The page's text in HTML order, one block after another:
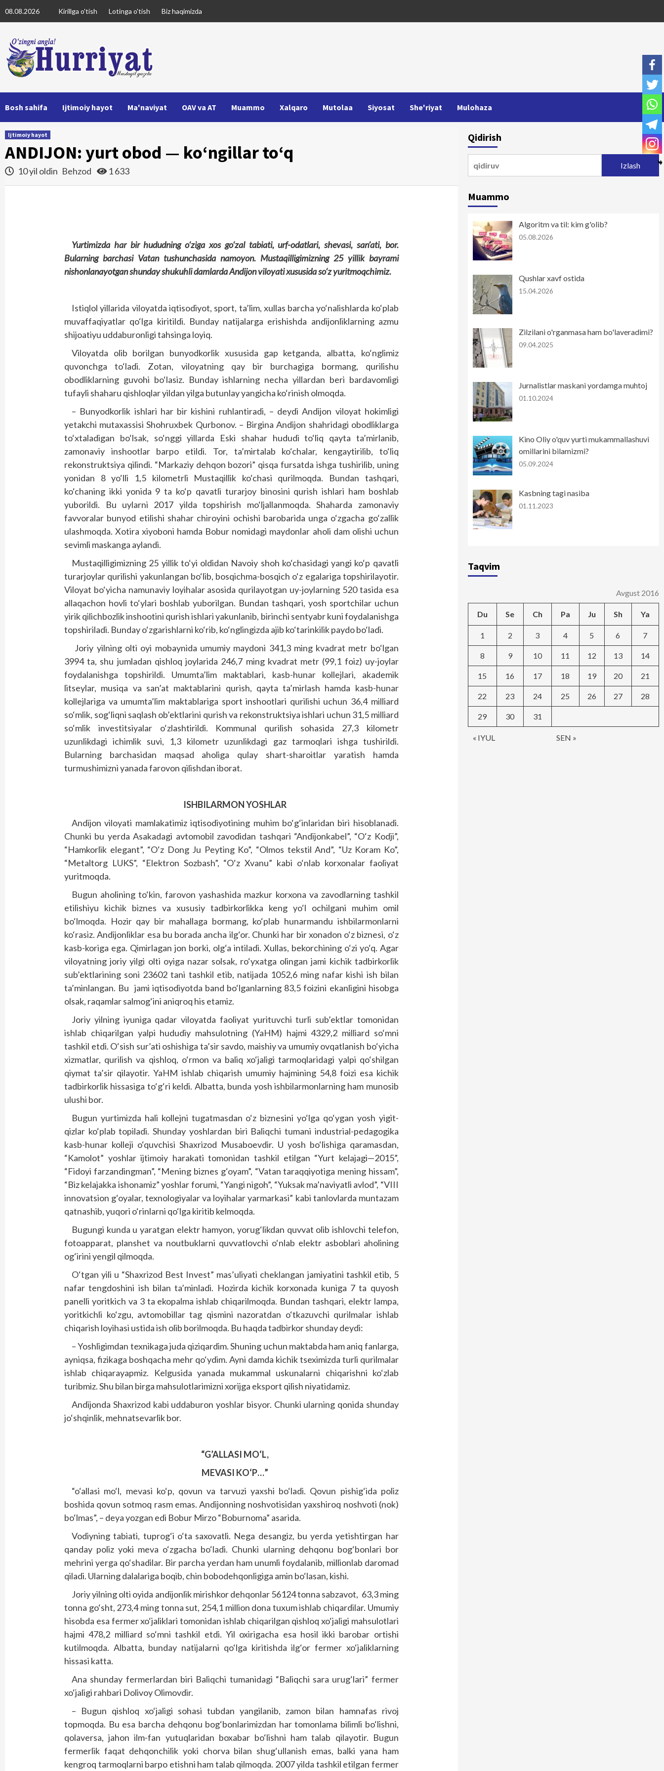
to
08.08.2026 Kirillga o'tish Lotinga o'tish Biz haqimizda
Bosh sahifa Ijtimoiy hayot Ma'naviyat OAV va AT Muammo Xalqaro Mutolaa Siyosat She'riyat Mulohaza
Ijtimoiy hayot
ANDIJON: yurt obod — ko‘ngillar to‘q
10 yil oldin Behzod 1 633
Yurtimizda har bir hududning o‘ziga xos go‘zal tabiati, urf-odatlari, shevasi, san’ati, bor.
Bularning barchasi Vatan tushunchasida namoyon. Mustaqilligimizning 25 yillik bayrami
nishonlanayotgan shunday shukuhli damlarda Andijon viloyati xususida so‘z yuritmoqchimiz.
Istiqlol yillarida viloyatda iqtisodiyot, sport, ta’lim, xullas barcha yo‘nalishlarda ko‘plab
muvaffaqiyatlar qo‘lga kiritildi. Bunday natijalarga erishishda andijonliklarning azmu
shijoatiyu uddaburonligi tahsinga loyiq.
Viloyatda olib borilgan bunyodkorlik xususida gap ketganda, albatta, ko‘nglimiz
quvonchga to‘ladi. Zotan, viloyatning qay bir burchagiga bormang, qurilishu
obodliklarning guvohi bo‘lasiz. Bunday ishlarning necha yillardan beri bardavomligi
tufayli shaharu qishloqlar yildan yilga butunlay yangicha ko‘rinish olmoqda.
– Bunyodkorlik ishlari har bir kishini ruhlantiradi, – deydi Andijon viloyat hokimligi
yetakchi mutaxassisi Shohruxbek Qurbonov. – Birgina Andijon shahridagi obodliklarga
to‘xtaladigan bo‘lsak, so‘nggi yillarda Eski shahar hududi to‘liq qayta ta’mirlanib,
zamonaviy inshootlar barpo etildi. Tor, ta’mirtalab ko‘chalar, kengaytirilib, to‘liq
rekonstruktsiya qilindi. “Markaziy dehqon bozori” qisqa fursatda ishga tushirilib, uning
yonidan 8 yo‘lli 1,5 kilometrli Mustaqillik ko‘chasi qurilmoqda. Bundan tashqari,
ko‘chaning ikki yonida 9 ta ko‘p qavatli turarjoy binosini qurish ishlari ham boshlab
yuborildi. Bu uylarni 2017 yilda topshirish mo‘ljallanmoqda. Shaharda zamonaviy
favvoralar bunyod etilishi shahar chiroyini ochishi barobarida unga o‘zgacha go‘zallik
ulashmoqda. Xotira xiyoboni hamda Bobur nomidagi maydonlar aholi dam olishi uchun
sevimli maskanga aylandi.
Mustaqilligimizning 25 yillik to‘yi oldidan Navoiy shoh ko‘chasidagi yangi ko‘p qavatli
turarjoylar qurilishi yakunlangan bo‘lib, bosqichma-bosqich o‘z egalariga topshirilayotir.
Viloyat bo‘yicha namunaviy loyihalar asosida qurilayotgan uy-joylarning 520 tasida esa
allaqachon hovli to‘ylari boshlab yuborilgan. Bundan tashqari, yosh sportchilar uchun
yirik qilichbozlik inshootini qurish ishlari yakunlanib, birinchi sentyabr kuni foydalanishga
topshiriladi. Bunday o‘zgarishlarni ko‘rib, ko‘nglingizda ajib ko‘tarinkilik paydo bo‘ladi.
Joriy yilning olti oyi mobaynida umumiy maydoni 341,3 ming kvadrat metr bo‘lgan
3994 ta, shu jumladan qishloq joylarida 246,7 ming kvadrat metr (99,1 foiz) uy-joylar
foydalanishga topshirildi. Umumta’lim maktablari, kasb-hunar kollejlari, akademik
litseylar, musiqa va san’at maktablarini qurish, qayta ta’mirlash hamda kasb-hunar
kollejlariga va umumta’lim maktablariga sport inshootlari qurilishi uchun 36,4 milliard
so‘mlik, sog‘liqni saqlash ob’ektlarini qurish va rekonstruktsiya ishlari uchun 31,5 milliard
so‘mlik investitsiyalar o‘zlashtirildi. Kommunal qurilish sohasida 27,3 kilometr
uzunlikdagi ichimlik suvi, 1,3 kilometr uzunlikdagi gaz tarmoqlari ishga tushirildi.
Bularning barchasidan maqsad aholiga qulay shart-sharoitlar yaratish hamda
turmushimizni yanada farovon qilishdan iborat.
ISHBILARMON YOSHLAR
Andijon viloyati mamlakatimiz iqtisodiyotining muhim bo‘g‘inlaridan biri hisoblanadi.
Chunki bu yerda Asakadagi avtomobil zavodidan tashqari “Andijonkabel”, “O‘z Kodji”,
“Hamkorlik elegant”, “O‘z Dong Ju Peyting Ko”, “Olmos tekstil And”, “Uz Koram Ko”,
“Metaltorg LUKS”, “Elektron Sozbash”, “O‘z Xvanu” kabi o‘nlab korxonalar faoliyat
yuritmoqda.
Bugun aholining to‘kin, farovon yashashida mazkur korxona va zavodlarning tashkil
etilishiyu kichik biznes va xususiy tadbirkorlikka keng yo‘l ochilgani muhim omil
bo‘lmoqda. Hozir qay bir mahallaga bormang, ko‘plab hunarmandu ishbilarmonlarni
ko‘rasiz. Andijonliklar esa bu borada ancha ilg‘or. Chunki har bir xonadon o‘z biznesi, o‘z
kasb-koriga ega. Qimirlagan jon borki, olg‘a intiladi. Xullas, bekorchining o‘zi yo‘q. Agar
viloyatning joriy yilgi olti oyiga nazar solsak, ro‘yxatga olingan jami kichik tadbirkorlik
sub’ektlarining soni 23602 tani tashkil etib, natijada 1052,6 ming nafar kishi ish bilan
ta’minlangan. Bu jami iqtisodiyotda band bo‘lganlarning 83,5 foizini ekanligini hisobga
olsak, raqamlar salmog‘ini aniqroq his etamiz.
Joriy yilning iyuniga qadar viloyatda faoliyat yurituvchi turli sub’ektlar tomonidan
ishlab chiqarilgan yalpi hududiy mahsulotning (YaHM) hajmi 4329,2 milliard so‘mni
tashkil etdi. O‘sish sur’ati oshishiga ta’sir savdo, maishiy va umumiy ovqatlanish bo‘yicha
xizmatlar, qurilish va qishloq, o‘rmon va baliq xo‘jaligi tarmoqlaridagi yalpi qo‘shilgan
qiymat ta’sir qilayotir. YaHM ishlab chiqarish umumiy hajmining 54,8 foizi esa kichik
tadbirkorlik hissasiga to‘g‘ri keldi. Albatta, bunda yosh ishbilarmonlarning ham munosib
ulushi bor.
Bugun yurtimizda hali kollejni tugatmasdan o‘z biznesini yo‘lga qo‘ygan yosh yigit-
qizlar ko‘plab topiladi. Shunday yoshlardan biri Baliqchi tumani industrial-pedagogika
kasb-hunar kolleji o‘quvchisi Shaxrizod Musaboevdir. U yosh bo‘lishiga qaramasdan,
“Kamolot” yoshlar ijtimoiy harakati tomonidan tashkil etilgan “Yurt kelajagi—2015”,
“Fidoyi farzandingman”, “Mening biznes g‘oyam”, “Vatan taraqqiyotiga mening hissam”,
“Biz kelajakka ishonamiz” yoshlar forumi, “Yangi nigoh”, “Yuksak ma’naviyatli avlod”, “VIII
innovatsion g‘oyalar, texnologiyalar va loyihalar yarmarkasi” kabi tanlovlarda muntazam
qatnashib, yuqori o‘rinlarni qo‘lga kiritib kelmoqda.
Bugungi kunda u yaratgan elektr hamyon, yorug‘likdan quvvat olib ishlovchi telefon,
fotoapparat, planshet va noutbuklarni quvvatlovchi o‘nlab elektr asboblari aholining
og‘irini yengil qilmoqda.
O‘tgan yili u “Shaxrizod Best Invest” mas’uliyati cheklangan jamiyatini tashkil etib, 5
nafar tengdoshini ish bilan ta’minladi. Hozirda kichik korxonada kuniga 7 ta quyosh
panelli yoritkich va 3 ta ekopalma ishlab chiqarilmoqda. Bundan tashqari, elektr lampa,
yoritkichli ko‘zgu, avtomobillar tag qismini nazoratdan o‘tkazuvchi qurilmalar ishlab
chiqarish loyihasi ustida ish olib borilmoqda. Bu haqda tadbirkor shunday deydi:
– Yoshligimdan texnikaga juda qiziqardim. Shuning uchun maktabda ham aniq fanlarga,
ayniqsa, fizikaga boshqacha mehr qo‘ydim. Ayni damda kichik tseximizda turli qurilmalar
ishlab chiqarayapmiz. Kelgusida yanada mukammal uskunalarni chiqarishni ko‘zlab
turibmiz. Shu bilan birga mahsulotlarimizni xorijga eksport qilish niyatidamiz.
Andijonda Shaxrizod kabi uddaburon yoshlar bisyor. Chunki ularning qonida shunday
jo‘shqinlik, mehnatsevarlik bor.
“G’ALLASI MO‘L,
MEVASI KO‘P…”
“o‘allasi mo‘l, mevasi ko‘p, qovun va tarvuzi yaxshi bo‘ladi. Qovun pishig‘ida poliz
boshida qovun sotmoq rasm emas. Andijonning noshvotisidan yaxshiroq noshvoti (nok)
bo‘lmas”, – deya yozgan edi Bobur Mirzo “Boburnoma” asarida.
Vodiyning tabiati, tuprog‘i o‘ta saxovatli. Nega desangiz, bu yerda yetishtirgan har
qanday poliz yoki meva o‘zgacha bo‘ladi. Chunki ularning dehqonu bog‘bonlari bor
mehrini yerga qo‘shadilar. Bir parcha yerdan ham unumli foydalanib, millionlab daromad
qiladi. Ularning dalalariga boqib, chin bobodehqonligiga amin bo‘lasan, kishi.
Joriy yilning olti oyida andijonlik mirishkor dehqonlar 56124 tonna sabzavot, 63,3 ming
tonna go‘sht, 273,4 ming tonna sut, 254,1 million dona tuxum ishlab chiqardilar. Umumiy
hisobda esa fermer xo‘jaliklari tomonidan ishlab chiqarilgan qishloq xo‘jaligi mahsulotlari
hajmi 478,2 milliard so‘mni tashkil etdi. Yil oxirigacha esa hosil ikki barobar ortishi
kutilmoqda. Albatta, bunday natijalarni qo‘lga kiritishda ilg‘or fermer xo‘jaliklarning
hissasi katta.
Ana shunday fermerlardan biri Baliqchi tumanidagi “Baliqchi sara urug‘lari” fermer
xo‘jaligi rahbari Dolivoy Olimovdir.
– Bugun qishloq xo‘jaligi sohasi tubdan yangilanib, zamon bilan hamnafas rivoj
topmoqda. Bu esa barcha dehqonu bog‘bonlarimizdan har tomonlama bilimli bo‘lishni,
qolaversa, jahon ilm-fan yutuqlaridan boxabar bo‘lishni ham talab qilayotir. Bugun
fermerlik faqat dehqonchilik yoki chorva bilan shug‘ullanish emas, balki yana ham
kengroq tarmoqlarni barpo etishni ham talab qilmoqda. 2007 yilda tashkil etilgan fermer
Qidirish
Muammo
Algoritm va til: kim g'olib?
05.08.2026
Qushlar xavf ostida
15.04.2026
Zilzilani o'rganmasa ham bo'laveradimi?
09.04.2025
Jurnalistlar maskani yordamga muhtoj
01.10.2024
Kino Oliy o'quv yurti mukammallashuvi
omillarini bilamizmi?
05.09.2024
Kasbning tagi nasiba
01.11.2023
Taqvim
Avgust 2016
Du Se Ch Pa Ju Sh Ya
« IYUL SEN »
1 2 3 4 5 6 7
8 9 10 11 12 13 14
15 16 17 18 19 20 21
22 23 24 25 26 27 28
29 30 31